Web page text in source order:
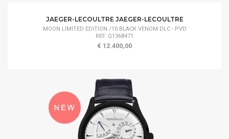
JAEGER-LECOULTRE JAEGER-LECOULTRE
MOON LIMITED EDITION /10 BLACK VENOM DLC - PVD
REF. Q1368471
€ 12.400,00